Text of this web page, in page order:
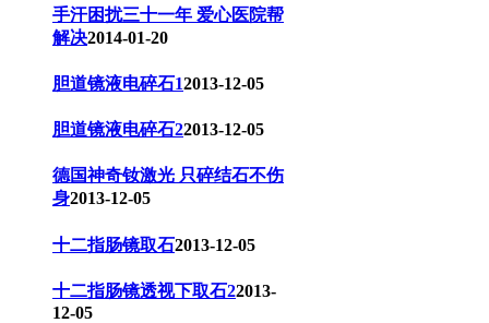
手汗困扰三十一年 爱心医院帮
解决2014-01-20
胆道镜液电碎石12013-12-05
胆道镜液电碎石22013-12-05
德国神奇钕激光 只碎结石不伤
身2013-12-05
十二指肠镜取石2013-12-05
十二指肠镜透视下取石22013-
12-05